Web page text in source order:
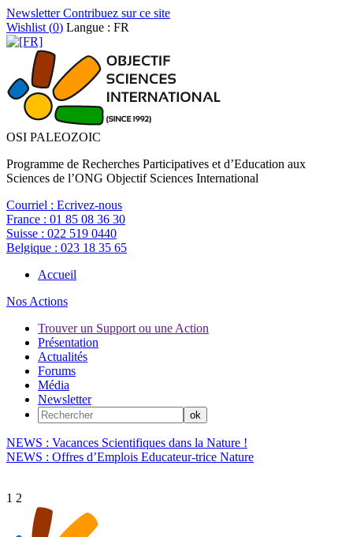
NewsletterContribuez sur ce site
Wishlist (0) Langue : FR
OSI PALEOZOIC
Programme de Recherches Participatives et d’Education aux
Sciences de l’ONG Objectif Sciences International
Courriel : Ecrivez-nous
France : 01 85 08 36 30
Suisse : 022 519 0440
Belgique : 023 18 35 65
Accueil
Nos Actions
Trouver un Support ou une Action
Présentation
Actualités
Forums
Média
Newsletter
NEWS : Vacances Scientifiques dans la Nature !
NEWS : Offres d’Emplois Educateur-trice Nature
1 2